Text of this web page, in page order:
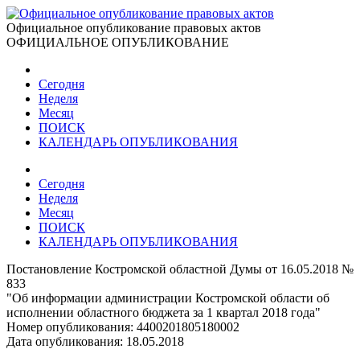
Официальное опубликование правовых актов
ОФИЦИАЛЬНОЕ ОПУБЛИКОВАНИЕ
Сегодня
Неделя
Месяц
ПОИСК
КАЛЕНДАРЬ ОПУБЛИКОВАНИЯ
Сегодня
Неделя
Месяц
ПОИСК
КАЛЕНДАРЬ ОПУБЛИКОВАНИЯ
Постановление Костромской областной Думы от 16.05.2018 №
833
"Об информации администрации Костромской области об
исполнении областного бюджета за 1 квартал 2018 года"
Номер опубликования: 4400201805180002
Дата опубликования: 18.05.2018